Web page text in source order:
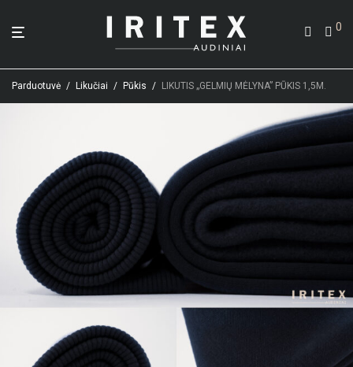
0
Parduotuvė / Likučiai / Pūkis / LIKUTIS „GELMIŲ MĖLYNA” PŪKIS 1,5M.